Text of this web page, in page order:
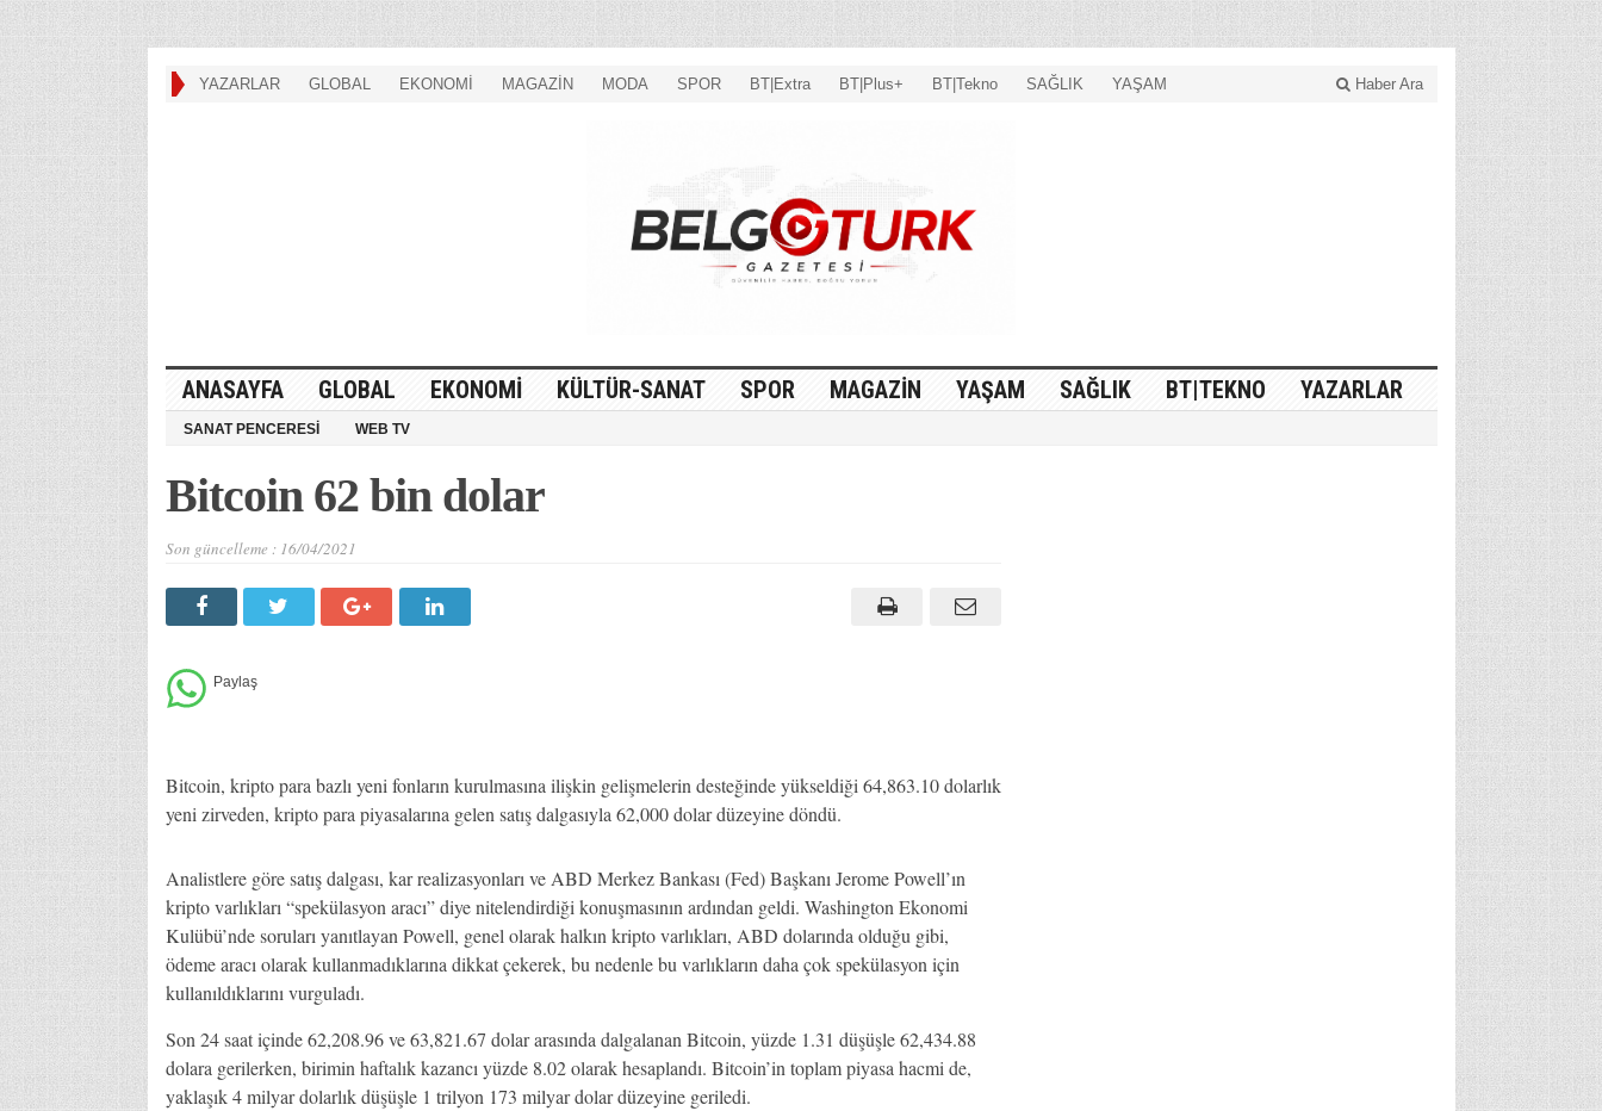
YAZARLAR GLOBAL EKONOMİ MAGAZİN MODA SPOR BT|Extra BT|Plus+ BT|Tekno SAĞLIK YAŞAM Haber Ara
ANASAYFA GLOBAL EKONOMİ KÜLTÜR-SANAT SPOR MAGAZİN YAŞAM SAĞLIK BT|TEKNO YAZARLAR
SANAT PENCERESİ WEB TV
Bitcoin 62 bin dolar
Son güncelleme : 16/04/2021
Bitcoin, kripto para bazlı yeni fonların kurulmasına ilişkin gelişmelerin desteğinde yükseldiği 64,863.10 dolarlık
yeni zirveden, kripto para piyasalarına gelen satış dalgasıyla 62,000 dolar düzeyine döndü.
Analistlere göre satış dalgası, kar realizasyonları ve ABD Merkez Bankası (Fed) Başkanı Jerome Powell’ın
kripto varlıkları “spekülasyon aracı” diye nitelendirdiği konuşmasının ardından geldi. Washington Ekonomi
Kulübü’nde soruları yanıtlayan Powell, genel olarak halkın kripto varlıkları, ABD dolarında olduğu gibi,
ödeme aracı olarak kullanmadıklarına dikkat çekerek, bu nedenle bu varlıkların daha çok spekülasyon için
kullanıldıklarını vurguladı.
Son 24 saat içinde 62,208.96 ve 63,821.67 dolar arasında dalgalanan Bitcoin, yüzde 1.31 düşüşle 62,434.88
dolara gerilerken, birimin haftalık kazancı yüzde 8.02 olarak hesaplandı. Bitcoin’in toplam piyasa hacmi de,
yaklaşık 4 milyar dolarlık düşüşle 1 trilyon 173 milyar dolar düzeyine geriledi.